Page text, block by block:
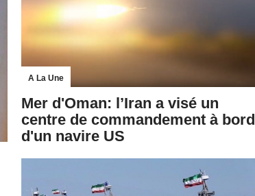
A La Une
Mer d'Oman: l’Iran a visé un
centre de commandement à bord
d'un navire US